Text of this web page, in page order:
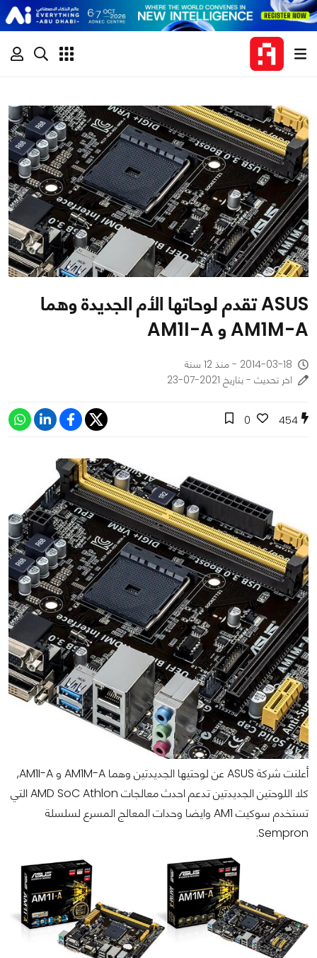
ASUS تقدم لوحاتها الأم الجديدة وهما
AM1M-A و AM1I-A
2014-03-18 - منذ 12 سنة
اخر تحديث - بتاريخ 2021-07-23
454
0
أعلنت شركة ASUS عن لوحتيها الجديدتين وهما AM1M-A و AM1I-A,
كلا اللوحتين الجديدتين تدعم احدث معالجات AMD SoC Athlon التي
تستخدم سوكيت AM1 وايضا وحدات المعالج المسرع لسلسلة
Sempron.